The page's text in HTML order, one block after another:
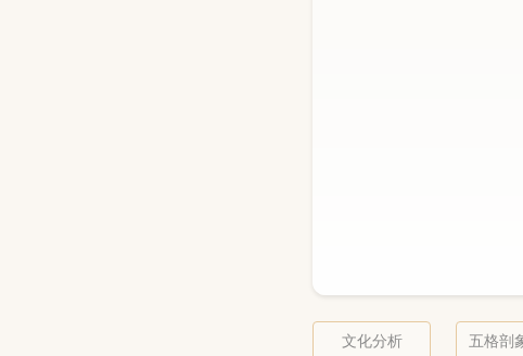
文化分析 五格剖